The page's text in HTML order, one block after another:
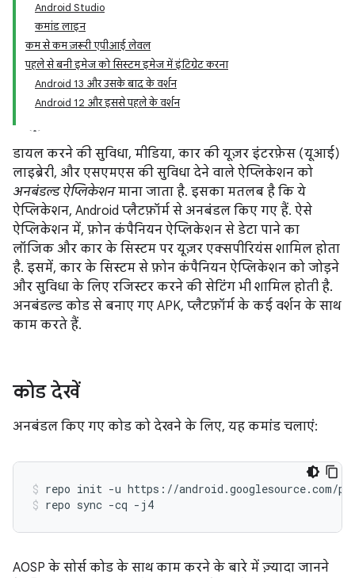
Android Studio
कमांड लाइन
कम से कम ज़रूरी एपीआई लेवल
पहले से बनी इमेज को सिस्टम इमेज में इंटिग्रेट करना
Android 13 और उसके बाद के वर्शन
Android 12 और इससे पहले के वर्शन
डायल करने की सुविधा, मीडिया, कार की यूज़र इंटरफ़ेस (यूआई)
लाइब्रेरी, और एसएमएस की सुविधा देने वाले ऐप्लिकेशन को
अनबंडल्ड ऐप्लिकेशनमाना जाता है. इसका मतलब है कि ये
ऐप्लिकेशन, Android प्लैटफ़ॉर्म से अनबंडल किए गए हैं. ऐसे
ऐप्लिकेशन में, फ़ोन कंपैनियन ऐप्लिकेशन से डेटा पाने का
लॉजिक और कार के सिस्टम पर यूज़र एक्सपीरियंस शामिल होता
है. इसमें, कार के सिस्टम से फ़ोन कंपैनियन ऐप्लिकेशन को जोड़ने
और सुविधा के लिए रजिस्टर करने की सेटिंग भी शामिल होती है.
अनबंडल्ड कोड से बनाए गए APK, प्लैटफ़ॉर्म के कई वर्शन के साथ
काम करते हैं.
कोड देखें
अनबंडल किए गए कोड को देखने के लिए, यह कमांड चलाएं:
repo init -u https://android.googlesource.com/
repo sync -cq -j4
AOSP के सोर्स कोड के साथ काम करने के बारे में ज़्यादा जानने